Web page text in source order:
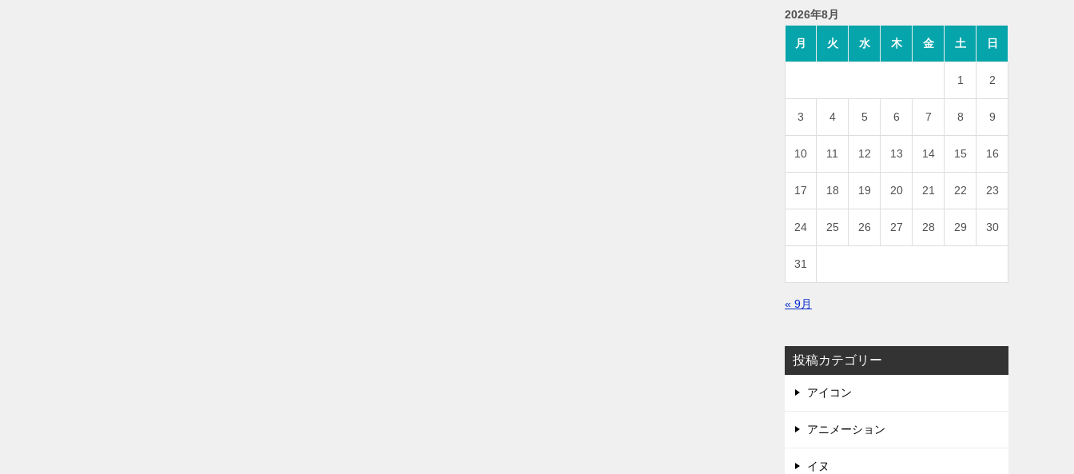
2026年8月
月 火 水 木 金 土 日
1 2
3 4 5 6 7 8 9
10 11 12 13 14 15 16
17 18 19 20 21 22 23
24 25 26 27 28 29 30
31
« 9月
投稿カテゴリー
アイコン
アニメーション
イヌ